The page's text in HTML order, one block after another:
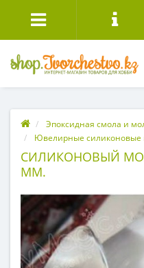
Эпоксидная смола и
Ювелирные силиконовые
СИЛИКОНОВЫЙ
ММ.